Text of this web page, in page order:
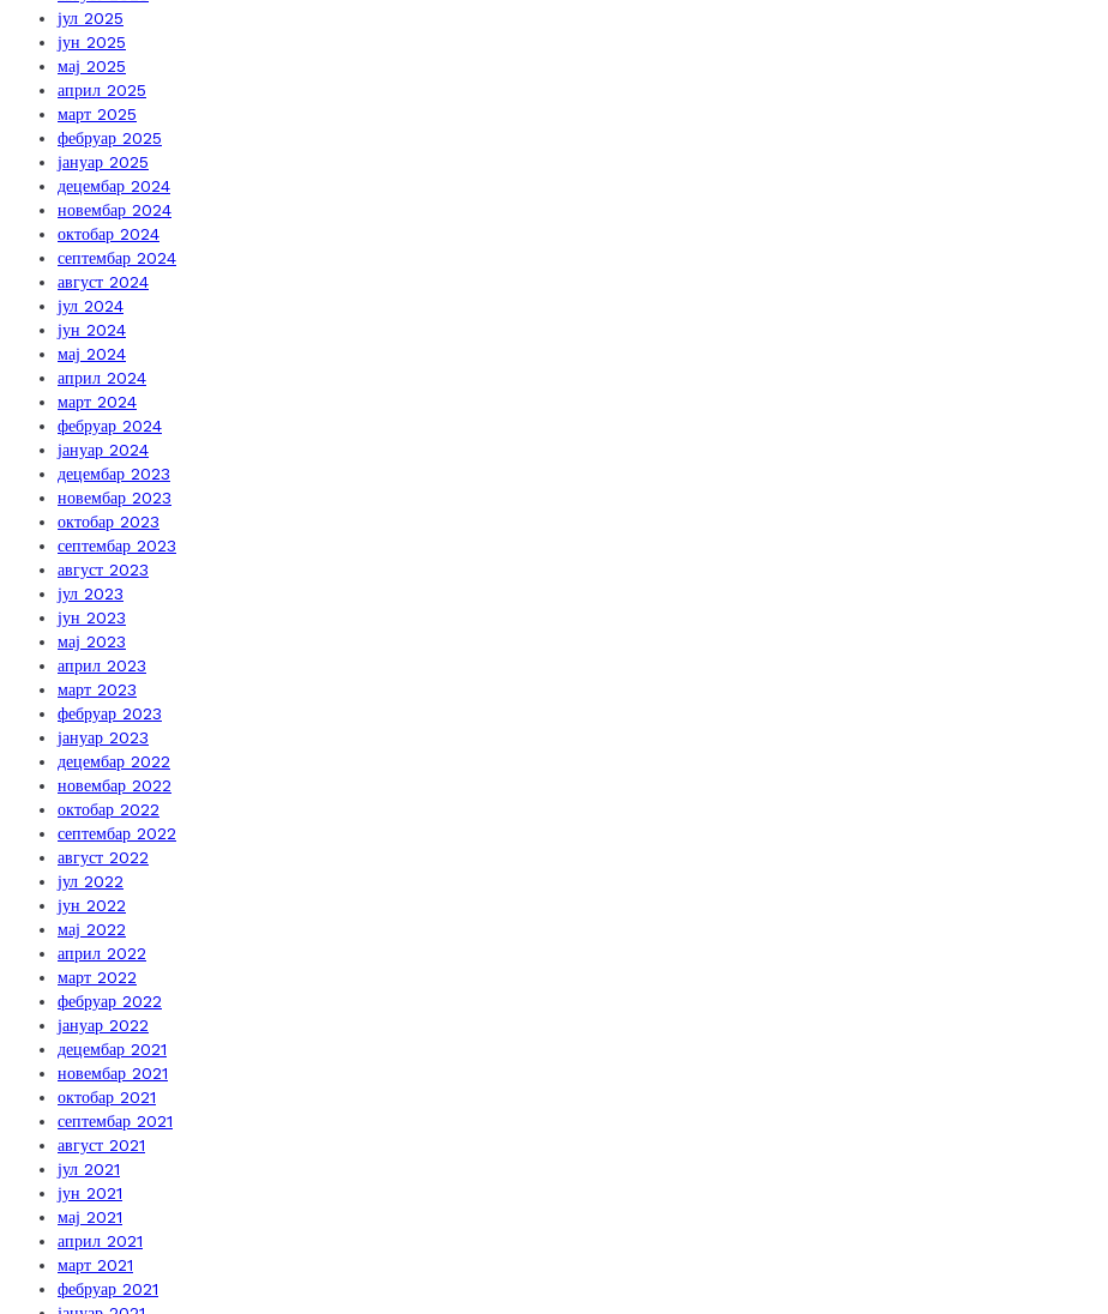
јул 2025
јун 2025
мај 2025
април 2025
март 2025
фебруар 2025
јануар 2025
децембар 2024
новембар 2024
октобар 2024
септембар 2024
август 2024
јул 2024
јун 2024
мај 2024
април 2024
март 2024
фебруар 2024
јануар 2024
децембар 2023
новембар 2023
октобар 2023
септембар 2023
август 2023
јул 2023
јун 2023
мај 2023
април 2023
март 2023
фебруар 2023
јануар 2023
децембар 2022
новембар 2022
октобар 2022
септембар 2022
август 2022
јул 2022
јун 2022
мај 2022
април 2022
март 2022
фебруар 2022
јануар 2022
децембар 2021
новембар 2021
октобар 2021
септембар 2021
август 2021
јул 2021
јун 2021
мај 2021
април 2021
март 2021
фебруар 2021